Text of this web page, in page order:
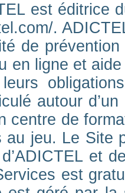
est éditrice
.
de
en ligne et
autour
centre de
au jeu. Le
d’ADICTEL et
est